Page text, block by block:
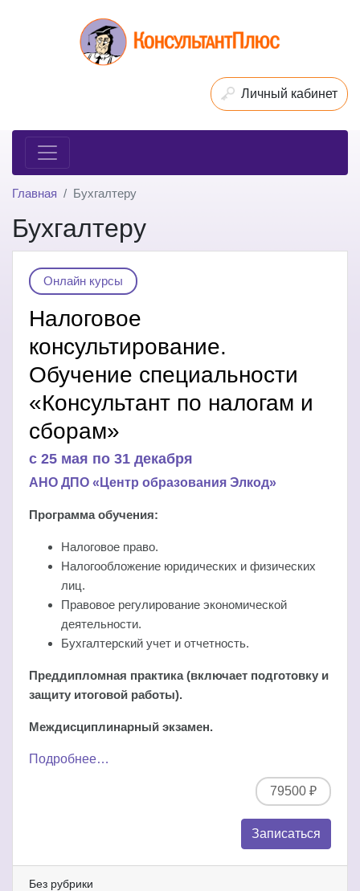
Личный кабинет
Главная Бухгалтеру
Бухгалтеру
Онлайн курсы
Налоговое
консультирование.
Обучение специальности
«Консультант по налогам и
сборам»
c 25 мая по 31 декабря
АНО ДПО «Центр образования Элкод»
Программа обучения:
Налоговое право.
Налогообложение юридических и физических
лиц.
Правовое регулирование экономической
деятельности.
Бухгалтерский учет и отчетность.
Преддипломная практика (включает подготовку и
защиту итоговой работы).
Междисциплинарный экзамен.
Подробнее…
79500 ₽
Записаться
Без рубрики